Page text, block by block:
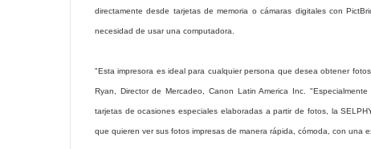
directamente desde tarjetas de memoria o cámaras digitales con
necesidad de usar una computadora.
"Esta impresora es ideal para cualquier persona que desea obtener
Ryan, Director de Mercadeo, Canon Latin America Inc.
tarjetas de ocasiones especiales elaboradas a partir de fotos, la
que quieren ver sus fotos impresas de manera rápida, cómoda, con una